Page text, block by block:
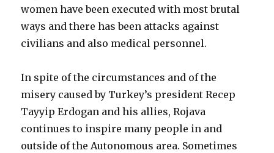
women have been executed with most brutal
ways and there has been attacks against
civilians and also medical personnel.
In spite ofthe circumstances and of the
misery caused by Turkey’s president Recep
Tayyip Erdogan and his allies, Rojava
continues to inspire many people in and
outside of the Autonomous area. Sometimes